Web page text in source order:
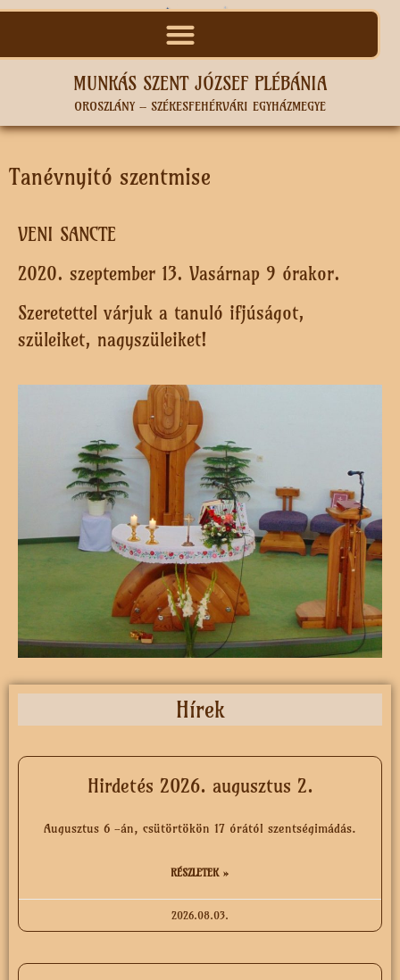
MUNKÁS SZENT JÓZSEF PLÉBÁNIA
OROSZLÁNY – SZÉKESFEHÉRVÁRI EGYHÁZMEGYE
Tanévnyitó szentmise
VENI SANCTE
2020. szeptember 13. Vasárnap 9 órakor.
Szeretettel várjuk a tanuló ifjúságot,
szüleiket, nagyszüleiket!
Hírek
Hirdetés 2026. augusztus 2.
Augusztus 6 -án, csütörtökön 17 órától szentségimádás.
RÉSZLETEK »
2026.08.03.